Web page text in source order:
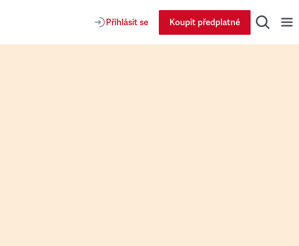
Přihlásit se Koupit předplatné